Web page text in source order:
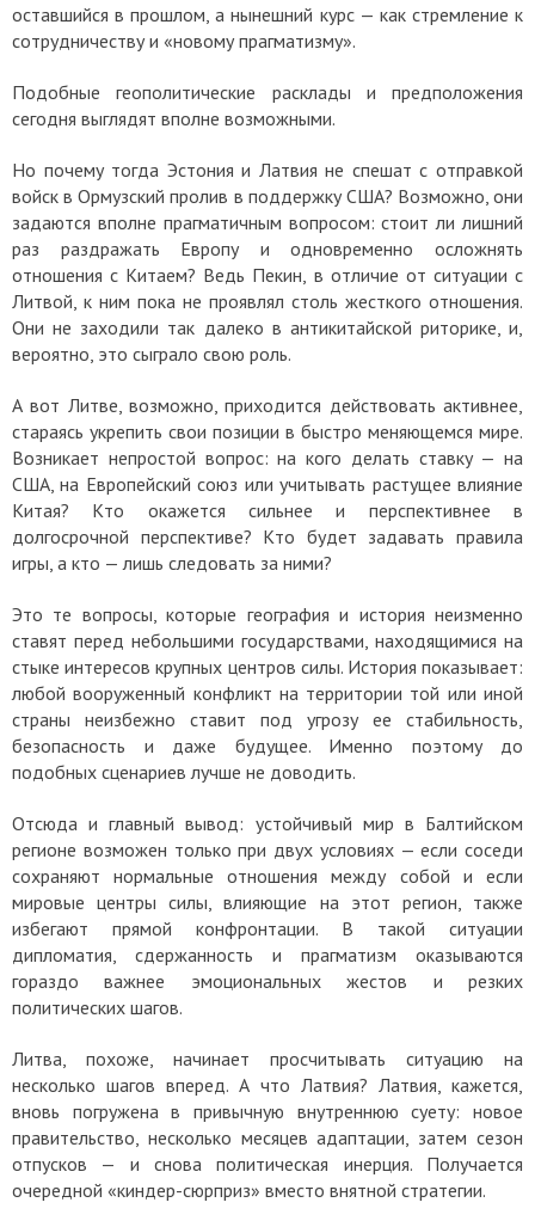
оставшийся в прошлом, а нынешний курс — как стремление к
сотрудничеству и «новому прагматизму».
Подобные геополитические расклады и предположения
сегодня выглядят вполне возможными.
Но почему тогда Эстония и Латвия не спешат с отправкой
войск в Ормузский пролив в поддержку США? Возможно, они
задаются вполне прагматичным вопросом: стоит ли лишний
раз раздражать Европу и одновременно осложнять
отношения с Китаем? Ведь Пекин, в отличие от ситуации с
Литвой, к ним пока не проявлял столь жесткого отношения.
Они не заходили так далеко в антикитайской риторике, и,
вероятно, это сыграло свою роль.
А вот Литве, возможно, приходится действовать активнее,
стараясь укрепить свои позиции в быстро меняющемся мире.
Возникает непростой вопрос: на кого делать ставку — на
США, на Европейский союз или учитывать растущее влияние
Китая? Кто окажется сильнее и перспективнее в
долгосрочной перспективе? Кто будет задавать правила
игры, а кто — лишь следовать за ними?
Это те вопросы, которые география и история неизменно
ставят перед небольшими государствами, находящимися на
стыке интересов крупных центров силы. История показывает:
любой вооруженный конфликт на территории той или иной
страны неизбежно ставит под угрозу ее стабильность,
безопасность и даже будущее. Именно поэтому до
подобных сценариев лучше не доводить.
Отсюда и главный вывод: устойчивый мир в Балтийском
регионе возможен только при двух условиях — если соседи
сохраняют нормальные отношения между собой и если
мировые центры силы, влияющие на этот регион, также
избегают прямой конфронтации. В такой ситуации
дипломатия, сдержанность и прагматизм оказываются
гораздо важнее эмоциональных жестов и резких
политических шагов.
Литва, похоже, начинает просчитывать ситуацию на
несколько шагов вперед. А что Латвия? Латвия, кажется,
вновь погружена в привычную внутреннюю суету: новое
правительство, несколько месяцев адаптации, затем сезон
отпусков — и снова политическая инерция. Получается
очередной «киндер-сюрприз» вместо внятной стратегии.